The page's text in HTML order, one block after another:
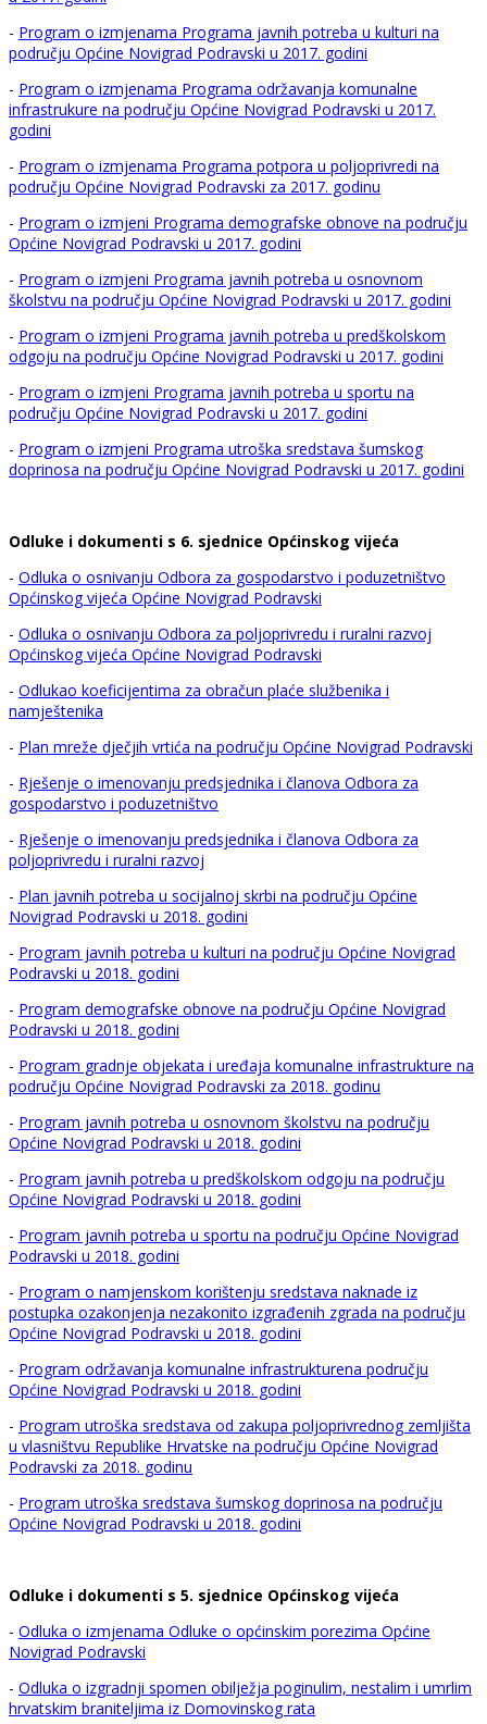
- Program o izmjenama Programa javnih potreba u kulturi na
području Općine Novigrad Podravski u 2017. godini
- Program o izmjenama Programa održavanja komunalne
infrastrukure na području Općine Novigrad Podravski u 2017.
godini
- Program o izmjenama Programa potpora u poljoprivredi na
području Općine Novigrad Podravski za 2017. godinu
- Program o izmjeni Programa demografske obnove na području
Općine Novigrad Podravski u 2017. godini
- Program o izmjeni Programa javnih potreba u osnovnom
školstvu na području Općine Novigrad Podravski u 2017. godini
- Program o izmjeni Programa javnih potreba u predškolskom
odgoju na području Općine Novigrad Podravski u 2017. godini
- Program o izmjeni Programa javnih potreba u sportu na
području Općine Novigrad Podravski u 2017. godini
- Program o izmjeni Programa utroška sredstava šumskog
doprinosa na području Općine Novigrad Podravski u 2017. godini
Odluke i dokumenti s 6. sjednice Općinskog vijeća
- Odluka o osnivanju Odbora za gospodarstvo i poduzetništvo
Općinskog vijeća Općine Novigrad Podravski
- Odluka o osnivanju Odbora za poljoprivredu i ruralni razvoj
Općinskog vijeća Općine Novigrad Podravski
- Odlukao koeficijentima za obračun plaće službenika i
namještenika
- Plan mreže dječjih vrtića na području Općine Novigrad Podravski
- Rješenje o imenovanju predsjednika i članova Odbora za
gospodarstvo i poduzetništvo
- Rješenje o imenovanju predsjednika i članova Odbora za
poljoprivredu i ruralni razvoj
- Plan javnih potreba u socijalnoj skrbi na području Općine
Novigrad Podravski u 2018. godini
- Program javnih potreba u kulturi na području Općine Novigrad
Podravski u 2018. godini
- Program demografske obnove na području Općine Novigrad
Podravski u 2018. godini
- Program gradnje objekata i uređaja komunalne infrastrukture na
području Općine Novigrad Podravski za 2018. godinu
- Program javnih potreba u osnovnom školstvu na području
Općine Novigrad Podravski u 2018. godini
- Program javnih potreba u predškolskom odgoju na području
Općine Novigrad Podravski u 2018. godini
- Program javnih potreba u sportu na području Općine Novigrad
Podravski u 2018. godini
- Program o namjenskom korištenju sredstava naknade iz
postupka ozakonjenja nezakonito izgrađenih zgrada na području
Općine Novigrad Podravski u 2018. godini
- Program održavanja komunalne infrastrukturena području
Općine Novigrad Podravski u 2018. godini
- Program utroška sredstava od zakupa poljoprivrednog zemljišta
u vlasništvu Republike Hrvatske na području Općine Novigrad
Podravski za 2018. godinu
- Program utroška sredstava šumskog doprinosa na području
Općine Novigrad Podravski u 2018. godini
Odluke i dokumenti s 5. sjednice Općinskog vijeća
- Odluka o izmjenama Odluke o općinskim porezima Općine
Novigrad Podravski
- Odluka o izgradnji spomen obilježja poginulim, nestalim i umrlim
hrvatskim braniteljima iz Domovinskog rata